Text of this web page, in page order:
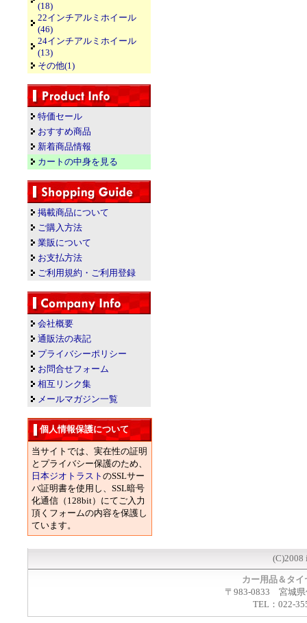
(18)
22インチアルミホイール
(46)
24インチアルミホイール
(13)
その他(1)
特価セール
おすすめ商品
新着商品情報
カートの中身を見る
掲載商品について
ご購入方法
業販について
お支払方法
ご利用規約・ご利用登録
会社概要
通販法の表記
プライバシーポリシー
お問合せフォーム
相互リンク集
メールマガジン一覧
個人情報保護について
当サイトでは、実在性の証明
とプライバシー保護のため、
日本ジオトラスト のSSLサー
バ証明書を使用し、SSL暗号
化通信（128bit）にてご入力
頂くフォームの内容を保護し
ています。
(C)2008
カー用品＆タ
〒983-0833 宮城県
TEL：022-